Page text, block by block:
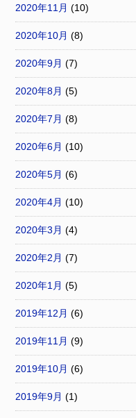
2020年11月 (10)
2020年10月 (8)
2020年9月 (7)
2020年8月 (5)
2020年7月 (8)
2020年6月 (10)
2020年5月 (6)
2020年4月 (10)
2020年3月 (4)
2020年2月 (7)
2020年1月 (5)
2019年12月 (6)
2019年11月 (9)
2019年10月 (6)
2019年9月 (1)